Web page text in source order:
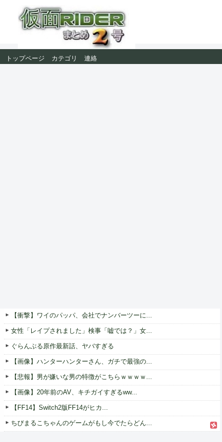
トップページ カテゴリ 連絡
【衝撃】ワイのパッパ、会社でナンバーツーに...
女性「レイプされました」検事「嘘では？」女...
ぐらんぶる原作最新話、ヤバすぎる
【画像】ハンターハンターさん、ガチで最強の...
【悲報】男が嫌いな男の特徴がこちらｗｗｗｗ...
【画像】20年前のAV、キチガイすぎるww...
【FF14】Switch2版FF14がヒカ...
ちびまるこちゃんのゲームがもし今でたらどん...